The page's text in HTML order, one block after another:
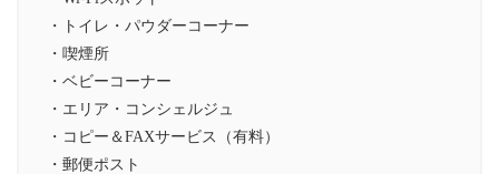
・トイレ・パウダーコーナー
・喫煙所
・ベビーコーナー
・エリア・コンシェルジュ
・コピー＆FAXサービス（有料）
・郵便ポスト